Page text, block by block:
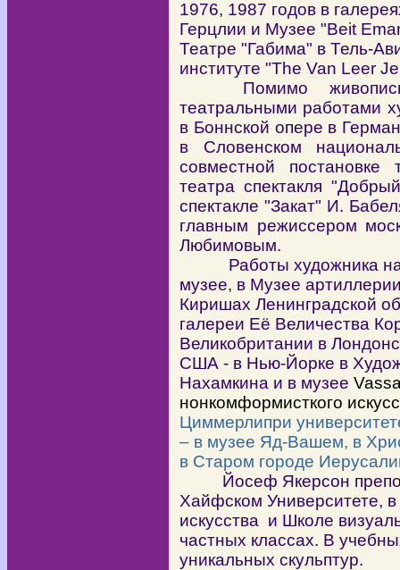
1976, 1987 годов в
Герцлии и Музее "Beit
Театре "Габима" в Тель-
институте "The Van Leer
Помимо
театральными работами
в Боннской опере в
в Словенском
совместной
театра спектакля
спектакле "Закат" И.
главным режиссером
Любимовым.
Работы художника
музее, в Музее
Киришах Ленинградской
галереи Её Величества
Великобритании в
США - в Нью-Йорке в
Нахамкина и в музее
нонкомформисткого
Циммерлипри
– в музее Яд-Вашем, в
в Старом городе
Йосеф Якерсон
Хайфском Университете,
искусства и Школе
частных классах. В
уникальных скульптур.